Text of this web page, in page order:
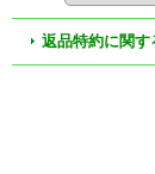
返品特約に関す